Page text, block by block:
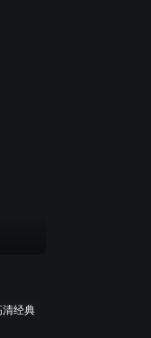
清经典